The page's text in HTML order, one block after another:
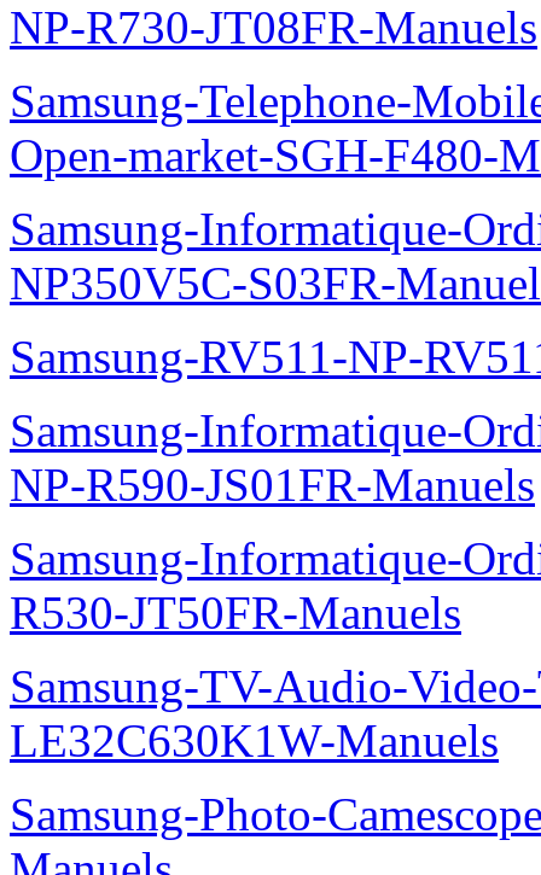
NP-R730-JT08FR-Manuels
Samsung-Telephone-
Open-market-SGH-F480-
Samsung-Informatique-
NP350V5C-S03FR-
Samsung-RV511-NP-
Samsung-Informatique-
NP-R590-JS01FR-Manuels
Samsung-Informatique-
R530-JT50FR-Manuels
Samsung-TV-Audio-
LE32C630K1W-Manuels
Samsung-Photo-